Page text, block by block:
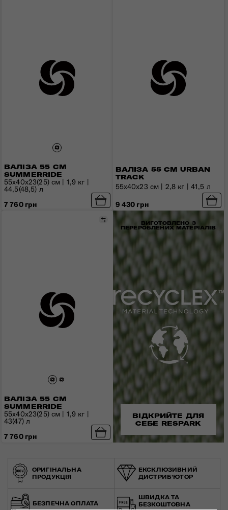
ВАЛІЗА 55 СМ
SUMMERRIDE
55x40x23(25) см | 1,9 кг |
44,5(48,5) л
7 760 грн
ВАЛІЗА 55 СМ URBAN
TRACK
55x40x23 см | 2,8 кг | 41,5 л
9 430 грн
ВАЛІЗА 55 СМ
SUMMERRIDE
Порівняти
55x40x23(25) см | 1,9 кг |
43(47) л
7 760 грн
ВИГОТОВЛЕНО З
ПЕРЕРОБЛЕНИХ МАТЕРІАЛІВ
ВІДКРИЙТЕ ДЛЯ
СЕБЕ RESPARK
ОРИГІНАЛЬНА
ПРОДУКЦІЯ
ЕКСКЛЮЗИВНИЙ
ДИСТРИБ'ЮТОР
БЕЗПЕЧНА ОПЛАТА
ШВИДКА ТА
БЕЗКОШТОВНА